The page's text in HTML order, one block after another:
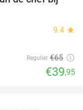
9.4 star
Regulier €65
€39,95